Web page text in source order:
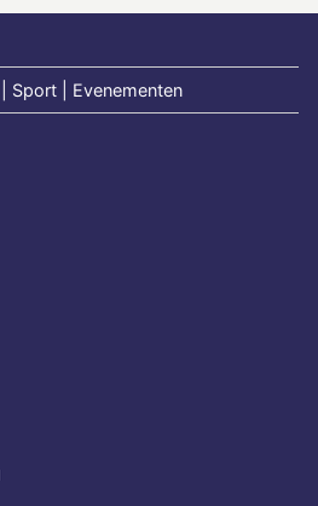
Sport | Evenementen